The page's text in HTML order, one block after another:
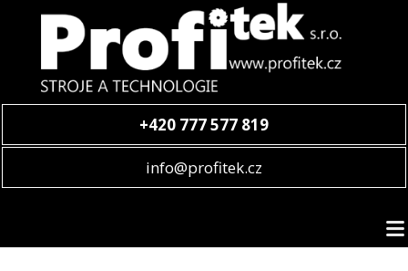
+420 777 577 819
info@profitek.cz